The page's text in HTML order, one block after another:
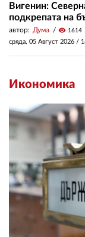
Вигенин:
подкрепата на
автор: Дума visibility 1614
сряда, 05 Август 2026 /
Икономика